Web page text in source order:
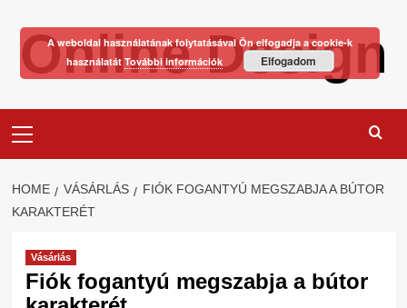
contentOnline Design
Menu
HOME VÁSÁRLÁS
FIÓK FOGANTYÚ MEGSZABJA A BÚTOR
KARAKTERÉT
Vásárlás
Fiók fogantyú megszabja a bútor
A weboldal használatának folytatásával Ön elfogadja a cookie-k
használatát További információk Elfogadom